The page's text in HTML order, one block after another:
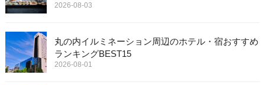
2026-08-03
丸の内イルミネーション周辺のホテル・宿おすすめ
ランキングBEST15
2026-08-01